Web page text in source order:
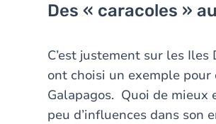
Des « caracoles »
C’est justement sur les
ont choisi un exemple pour
Galapagos. Quoi de mieux
peu d’influences dans